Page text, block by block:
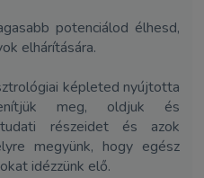
potenciálod élhesd,
elhárítására.
képleted nyújtotta
meg, oldjuk és
tudati részeidet és azok
megyünk, hogy egész
idézzünk elő.